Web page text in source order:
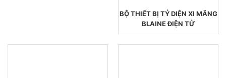
BỘ THIẾT BỊ TỶ DIỆN XI MĂNG
BLAINE ĐIỆN TỬ